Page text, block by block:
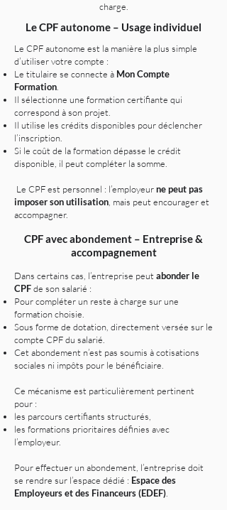
charge.
Le CPF autonome – Usage individuel
Le CPF autonome est la manière la plus simple
d’utiliser votre compte :
Le titulaire se connecte à Mon Compte
Formation
Il sélectionne une formation certifiante qui
correspond à son projet.
Il utilise les crédits disponibles pour déclencher
l’inscription.
Si le coût de la formation dépasse le crédit
disponible, il peut compléter la somme.
Le CPF est personnel : l’employeurne peut pas
imposer son utilisation , mais peut encourager et
accompagner.
CPF avec abondement – Entreprise &
accompagnement
Dans certains cas, l’entreprise peut abonder le
CPFde son salarié :
Pour compléter un reste à charge sur une
formation choisie.
Sous forme de dotation, directement versée sur le
compte CPF du salarié.
Cet abondement n’est pas soumis à cotisations
sociales ni impôts pour le bénéficiaire.
Ce mécanisme est particulièrement pertinent
pour :
les parcours certifiants structurés,
les formations prioritaires définies avec
l’employeur.
Pour effectuer un abondement, l’entreprise doit
se rendre sur l’espace dédié : Espace des
Employeurs et des Financeurs (EDEF)